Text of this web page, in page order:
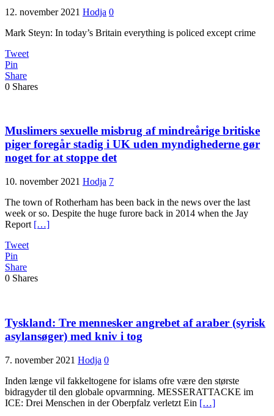
12. november 2021 Hodja 0
Mark Steyn: In today’s Britain everything is policed except crime
Tweet
Pin
Share
0 Shares
Muslimers sexuelle misbrug af mindreårige britiske
piger foregår stadig i UK uden myndighederne gør
noget for at stoppe det
10. november 2021 Hodja 7
The town of Rotherham has been back in the news over the last
week or so. Despite the huge furore back in 2014 when the Jay
Report […]
Tweet
Pin
Share
0 Shares
Tyskland: Tre mennesker angrebet af araber (syrisk
asylansøger) med kniv i tog
7. november 2021 Hodja 0
Inden længe vil fakkeltogene for islams ofre være den største
bidragyder til den globale opvarmning. MESSERATTACKE im
ICE: Drei Menschen in der Oberpfalz verletzt Ein […]